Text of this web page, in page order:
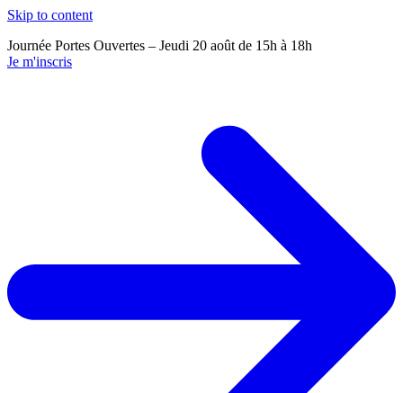
Skip to content
Journée Portes Ouvertes – Jeudi 20 août de 15h à 18h
Je m'inscris